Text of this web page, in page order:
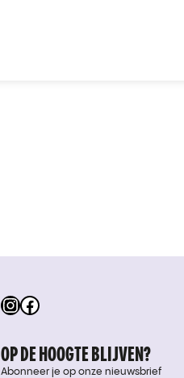
Instagram
Facebook
OP DE HOOGTE BLIJVEN?
Abonneer je op onze nieuwsbrief